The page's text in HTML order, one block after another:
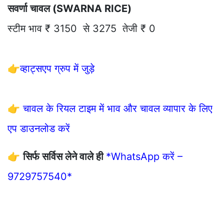
सवर्णा चावल (SWARNA RICE)
स्टीम भाव ₹ 3150 से 3275 तेजी ₹ 0
👉व्हाट्सएप ग्रुप में जुड़े
👉चावल के रियल टाइम में भाव और चावल व्यापार के लिए
एप डाउनलोड करें
👉सिर्फ सर्विस लेने वाले ही *WhatsApp करें –
9729757540*